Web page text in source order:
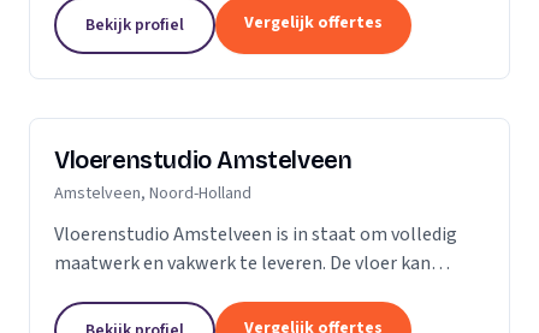
uitziet.Bekijk profiel Vergelijk offertes
Vloerenstudio Amstelveen
Amstelveen, Noord-Holland
Vloerenstudio Amstelveen is in staat om volledig
maatwerk en vakwerk te leveren. De vloer kan
om type materiaal, kleur, afmeting of uitstraling.
Vergelijk offertes